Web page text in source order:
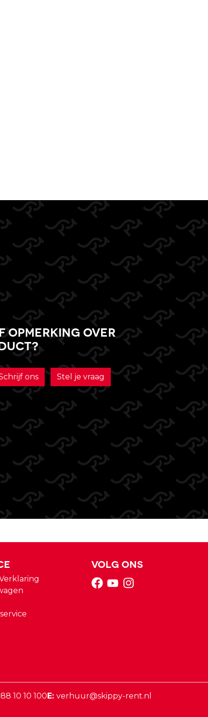
opmerking over
ons Stel je vraag
Volg ons
10 10 100 E: verhuur@skippy-rent.nl